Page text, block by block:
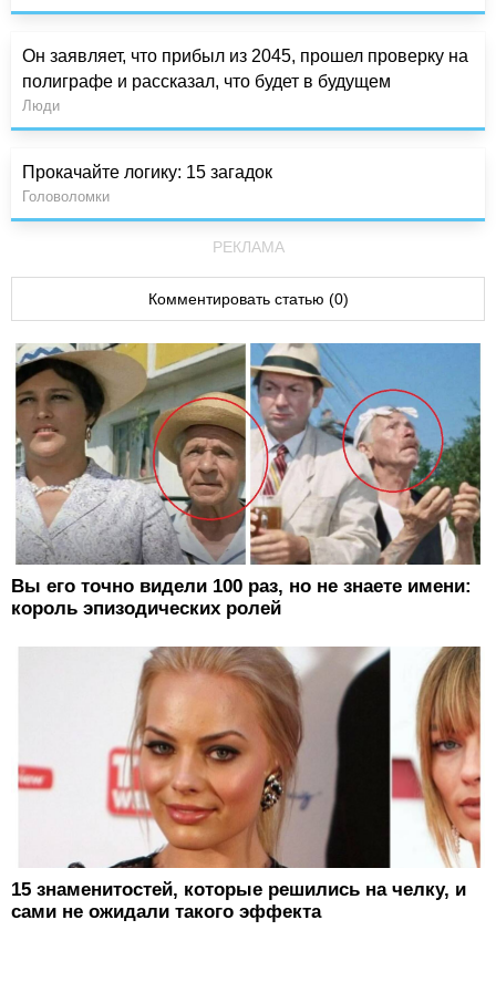
Он заявляет, что прибыл из 2045, прошел проверку на
полиграфе и рассказал, что будет в будущем
Люди
Прокачайте логику: 15 загадок
Головоломки
РЕКЛАМА
Комментировать статью (0)
Вы его точно видели 100 раз, но не знаете имени:
король эпизодических ролей
15 знаменитостей, которые решились на челку, и
сами не ожидали такого эффекта